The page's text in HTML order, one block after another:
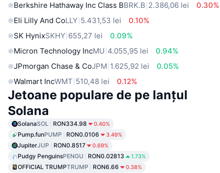
Berkshire Hathaway Inc Class BBRK.B 2.386,06 lei
0.30%
Eli Lilly And CoLLY 5.431,53 lei
0.10%
SK HynixSKHY 655,27 lei
0.09%
Micron Technology IncMU 4.055,95 lei
0.94%
JPmorgan Chase & CoJPM 1.625,92 lei
0.05%
Walmart IncWMT 510,48 lei 0.12%
Jetoane populare de pe lanțul
Solana
SolanaSOL RON334.98 0.40%
Pump.funPUMP RON0.0106 3.49%
JupiterJUP RON0.8517 0.69%
Pudgy PenguinsPENGU RON0.02813 1.73%
OFFICIAL TRUMPTRUMP RON6.66 0.38%